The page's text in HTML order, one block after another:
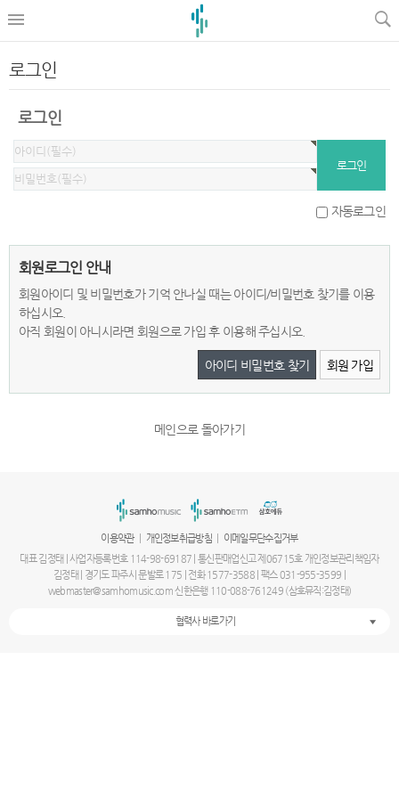
로그인
로그인
자동로그인
회원로그인 안내
회원아이디 및 비밀번호가 기억 안나실 때는 아이디/비밀번호 찾기를 이용
하십시오.
아직 회원이 아니시라면 회원으로 가입 후 이용해 주십시오.
아이디 비밀번호 찾기 회원 가입
메인으로 돌아가기
이용약관 개인정보취급방침
이메일무단수집거부
대표 김정태 | 사업자등록번호 114-98-69187 | 통신판매업신고 제06715호 개인정보관리책임자
김정태 | 경기도 파주시 문발로 175 | 전화 1577-3588 | 팩스 031-955-3599 |
webmaster@samhomusic.com 신한은행 110-088-761249 (삼호뮤직:김정태)
협력사 바로가기